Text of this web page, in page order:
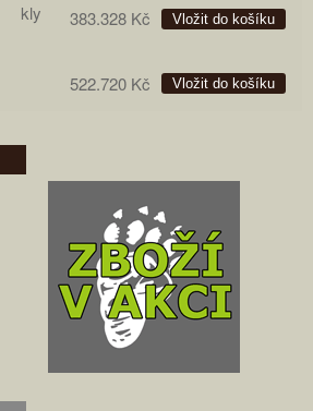
kly 383.328 Kč
522.720 Kč